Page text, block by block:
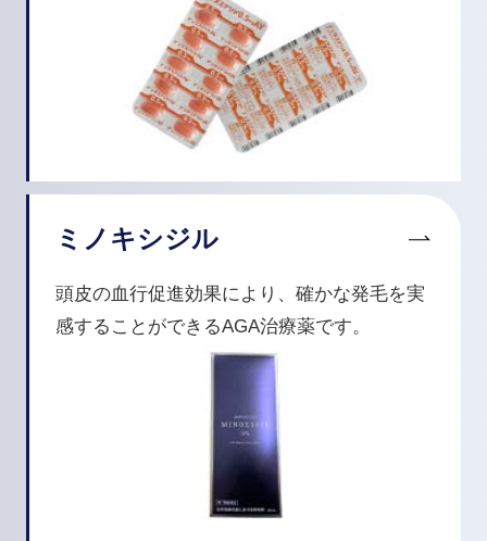
ミノキシジル
頭皮の血行促進効果により、確かな発毛を実
感することができるAGA治療薬です。